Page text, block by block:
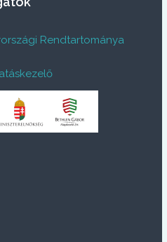
Rendtartománya